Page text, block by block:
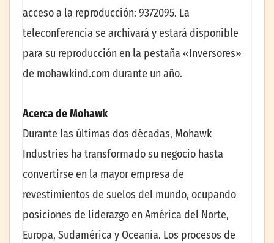
acceso a la reproducción: 9372095. La
teleconferencia se archivará y estará disponible
para su reproducción en la pestaña «Inversores»
de mohawkind.com durante un año.
Acerca de Mohawk
Durante las últimas dos décadas, Mohawk
Industries ha transformado su negocio hasta
convertirse en la mayor empresa de
revestimientos de suelos del mundo, ocupando
posiciones de liderazgo en América del Norte,
Europa, Sudamérica y Oceanía. Los procesos de